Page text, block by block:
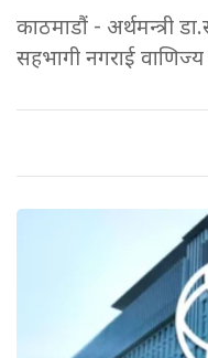
काठमाडौं - अर्थमन्त्री
सहभागी नगराई